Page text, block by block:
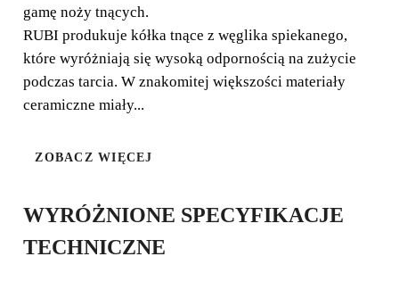
GOLD
gamę noży tnących.
RUBI produkuje kółka tnące z węglika spiekanego,
które wyróżniają się wysoką odpornością na zużycie
podczas tarcia. W znakomitej większości materiały
ceramiczne miały...
ZOBACZ WIĘCEJ
WYRÓŻNIONE SPECYFIKACJE
TECHNICZNE